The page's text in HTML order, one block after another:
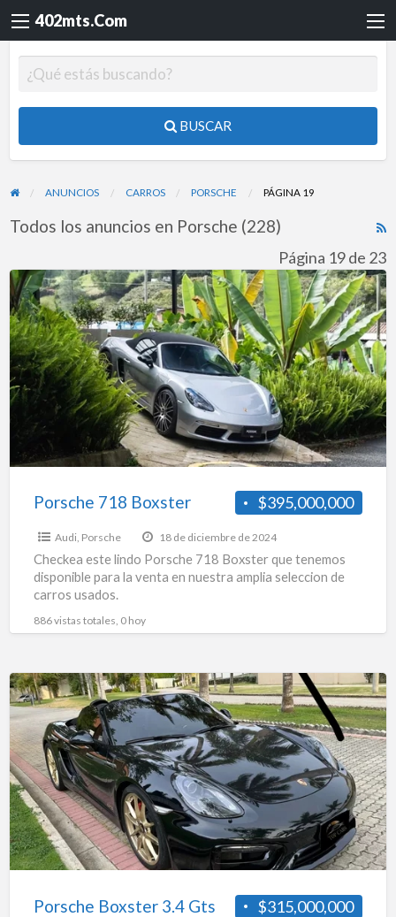
402mts.Com
BUSCAR
ANUNCIOS CARROS PORSCHE PÁGINA 19
Todos los anuncios en Porsche (228)
Página 19 de 23
Porsche
718
Boxster
$395,000,000
Porsche 718 Boxster
Audi, Porsche 18 de diciembre de 2024
Checkea este lindo Porsche 718 Boxster que tenemos
disponible para la venta en nuestra amplia seleccion de
carros usados.
886 vistas totales, 0 hoy
Porsche
Boxster
3.4
Gts
$315,000,000
Porsche Boxster 3.4 Gts